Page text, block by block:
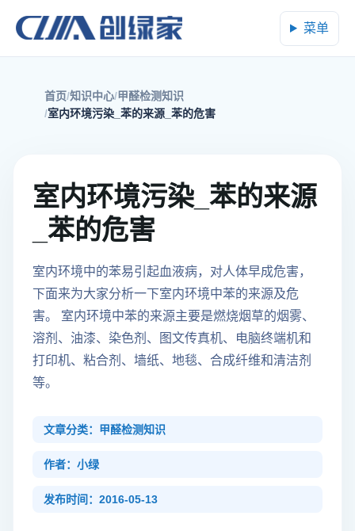
菜单
首页 知识中心 甲醛检测知识
室内环境污染_苯的来源_苯的危害
室内环境污染_苯的来源
_苯的危害
室内环境中的苯易引起血液病，对人体早成危害，
下面来为大家分析一下室内环境中苯的来源及危
害。 室内环境中苯的来源主要是燃烧烟草的烟雾、
溶剂、油漆、染色剂、图文传真机、电脑终端机和
打印机、粘合剂、墙纸、地毯、合成纤维和清洁剂
等。
文章分类：甲醛检测知识
作者：小绿
发布时间：2016-05-13